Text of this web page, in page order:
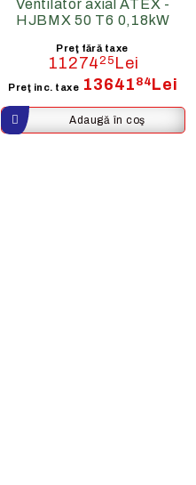
Ventilator axial ATEX -
HJBMX 50 T6 0,18kW
Preţ fără taxe
1127425 Lei
Preţ inc. taxe 13641 84Lei